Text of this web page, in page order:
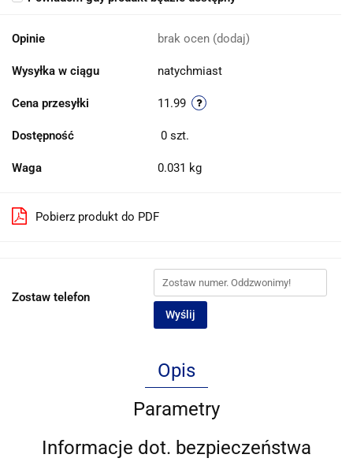
Opinie brak ocen (dodaj)
Wysyłka w ciągu natychmiast
Cena przesyłki 11.99
Dostępność 0 szt.
Waga 0.031 kg
Pobierz produkt do PDF
Zostaw telefon
Wyślij
Opis
Parametry
Informacje dot. bezpieczeństwa